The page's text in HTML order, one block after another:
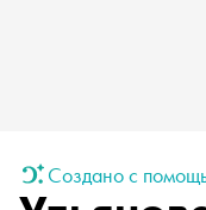
Создано с